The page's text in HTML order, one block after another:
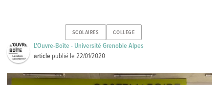
SCOLAIRES COLLEGE
L'Ouvre-Boîte - Université Grenoble Alpes
article publié le22/01/2020